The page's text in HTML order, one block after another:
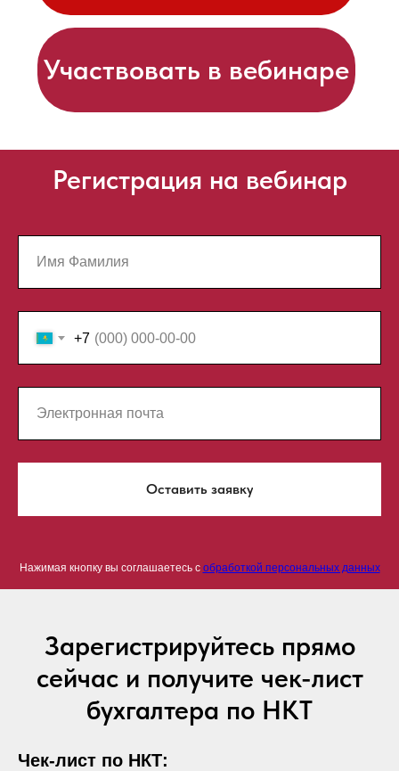
Регистрация на вебинар
+7
Оставить заявку
Нажимая кнопку вы соглашаетесь с обработкой персональных данных
Зарегистрируйтесь прямо
сейчас и получите чек-лист
бухгалтера по НКТ
Чек-лист по НКТ: